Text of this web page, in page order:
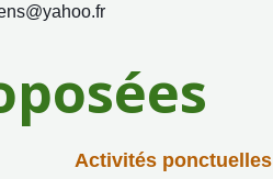
Activités ponctuelles